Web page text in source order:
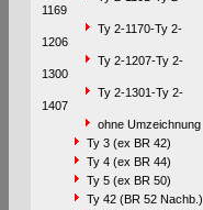
1169
Ty 2-1170-Ty 2-
1206
Ty 2-1207-Ty 2-
1300
Ty 2-1301-Ty 2-
1407
ohne Umzeichnung
Ty 3 (ex BR 42)
Ty 4 (ex BR 44)
Ty 5 (ex BR 50)
Ty 42 (BR 52 Nachb.)